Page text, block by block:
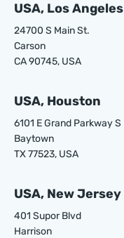
USA, Los Angeles
24700 S Main St.
Carson
CA 90745, USA
USA, Houston
6101 E Grand Parkway S
Baytown
TX 77523, USA
USA, New Jersey
401 Supor Blvd
Harrison